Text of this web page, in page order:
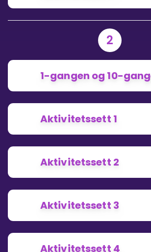
2
1-gangen og 10-
Aktivitetssett 1
Aktivitetssett 2
Aktivitetssett 3
Aktivitetssett 4